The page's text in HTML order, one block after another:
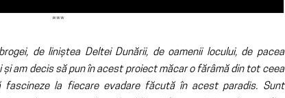
***
de liniștea Deltei Dunării, de oamenii locului, de pacea
am decis să pun în acest proiect măcar o fărâmă din tot ceea
la fiecare evadare făcută în acest paradis. Sunt